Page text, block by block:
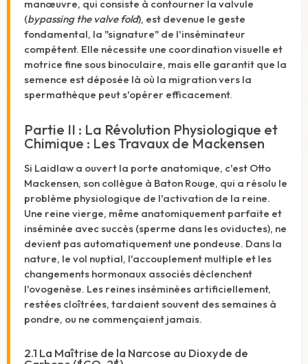
manœuvre, qui consiste à contourner la valvule
(bypassing the valve fold), est devenue le geste
fondamental, la "signature" de l'inséminateur
compétent. Elle nécessite une coordination visuelle et
motrice fine sous binoculaire, mais elle garantit que la
semence est déposée là où la migration vers la
spermathèque peut s'opérer efficacement.
Partie II : La Révolution Physiologique et
Chimique : Les Travaux de Mackensen
Si Laidlaw a ouvert la porte anatomique, c'est Otto
Mackensen, son collègue à Baton Rouge, qui a résolu le
problème physiologique de l'activation de la reine.
Une reine vierge, même anatomiquement parfaite et
inséminée avec succès (sperme dans les oviductes), ne
devient pas automatiquement une pondeuse. Dans la
nature, le vol nuptial, l'accouplement multiple et les
changements hormonaux associés déclenchent
l'ovogenèse. Les reines inséminées artificiellement,
restées cloîtrées, tardaient souvent des semaines à
pondre, ou ne commençaient jamais.
2.1 La Maîtrise de la Narcose au Dioxyde de